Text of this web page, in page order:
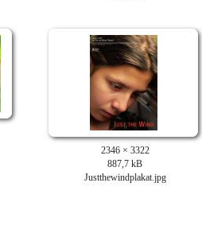
2346 × 3322
887,7 kB
Justthewindplakat.jpg